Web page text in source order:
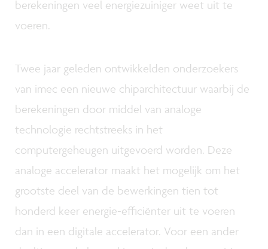
berekeningen veel energiezuiniger weet uit te
voeren.
Twee jaar geleden ontwikkelden onderzoekers
van imec een nieuwe chiparchitectuur waarbij de
berekeningen door middel van analoge
technologie rechtstreeks in het
computergeheugen uitgevoerd worden. Deze
analoge accelerator maakt het mogelijk om het
grootste deel van de bewerkingen tien tot
honderd keer energie-efficiënter uit te voeren
dan in een digitale accelerator. Voor een ander